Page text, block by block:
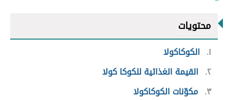
محتويات
١
الكوكاكولا
٢ القيمة الغذائية للكوكا كولا
٣ مكوّنات الكوكاكولا